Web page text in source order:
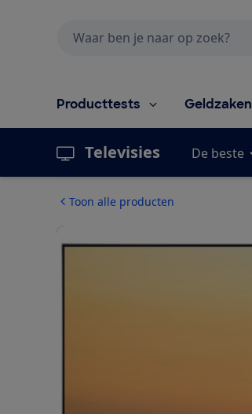
Producttests Geldzaken
Televisies De beste
Toon alle producten